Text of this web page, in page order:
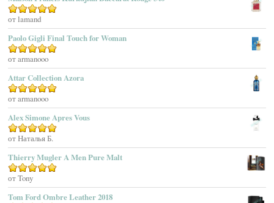
Agatha Ruiz De La Prada
Agatho Parfum
Agent Provocateur
Agnes B
Agonist
Ahjaar
Aigner
Aj Arabia (Widian)
Ajmal
Akro
Al Hamatt
Al Haramain
Оценка5из 5
от lamand
Paolo Gigli Final Touch for Woman
Оценка5из 5
от armanooo
Attar Collection Azora
Оценка5из 5
от armanooo
Alex Simone Apres Vous
Оценка5из 5
от Наталья Б.
Thierry Mugler A Men Pure Malt
Оценка
от Tony
Tom Ford Ombre Leather 2018